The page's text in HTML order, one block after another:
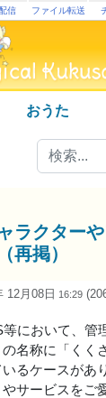
信 ファイル転送
おうた
ラクター
再掲）
12月08日 16:29
において、管
名称に「くく
るケースがあ
サービスをご